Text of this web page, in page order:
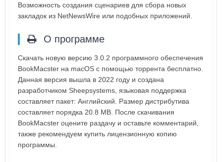
Возможность создания сценариев для сбора новых
закладок из NetNewsWire или подобных приложений.
О программе
Скачать новую версию 3.0.2 программного обеспечения
BookMacster на macOS с помощью торрента бесплатно.
Данная версия вышла в 2022 году и создана
разработчиком Sheepsystems, языковая поддержка
составляет пакет: Английский. Размер дистрибутива
составляет порядка 20.8 MB. После скачивания
BookMacster оцените раздачу и оставьте комментарий,
также рекомендуем купить лицензионную копию
программы.